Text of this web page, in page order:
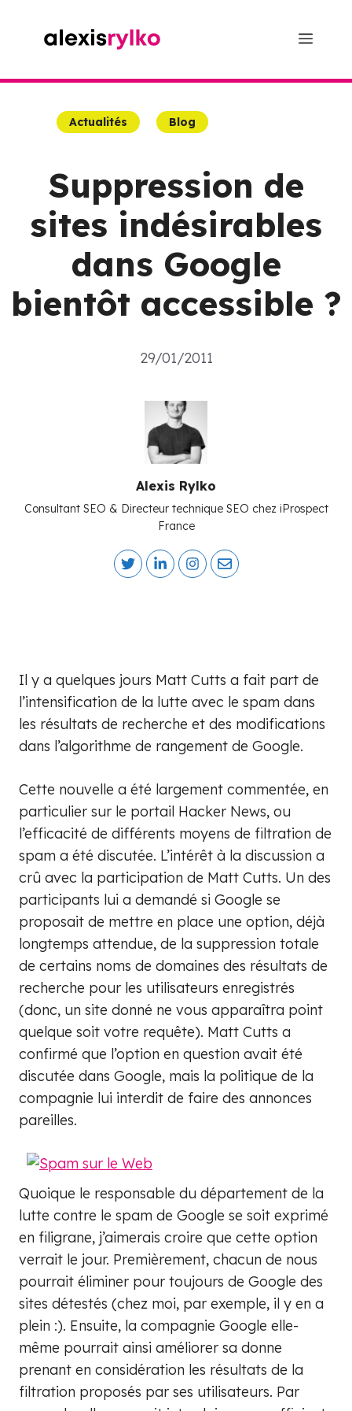
Menu
Actualités Blog
Suppression de
sites indésirables
dans Google
bientôt accessible ?
29/01/2011
Alexis Rylko
Consultant SEO & Directeur technique SEO chez iProspect
France
Il y a quelques jours Matt Cutts a fait part de
l’intensification de la lutte avec le spam dans
les résultats de recherche et des modifications
dans l’algorithme de rangement de Google.
Cette nouvelle a été largement commentée, en
particulier sur le portail Hacker News, ou
l’efficacité de différents moyens de filtration de
spam a été discutée. L’intérêt à la discussion a
crû avec la participation de Matt Cutts. Un des
participants lui a demandé si Google se
proposait de mettre en place une option, déjà
longtemps attendue, de la suppression totale
de certains noms de domaines des résultats de
recherche pour les utilisateurs enregistrés
(donc, un site donné ne vous apparaîtra point
quelque soit votre requête). Matt Cutts a
confirmé que l’option en question avait été
discutée dans Google, mais la politique de la
compagnie lui interdit de faire des annonces
pareilles.
Quoique le responsable du département de la
lutte contre le spam de Google se soit exprimé
en filigrane, j’aimerais croire que cette option
verrait le jour. Premièrement, chacun de nous
pourrait éliminer pour toujours de Google des
sites détestés (chez moi, par exemple, il y en a
plein :). Ensuite, la compagnie Google elle-
même pourrait ainsi améliorer sa donne
prenant en considération les résultats de la
filtration proposés par ses utilisateurs. Par